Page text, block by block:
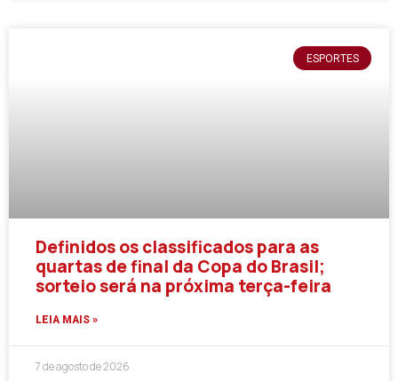
ESPORTES
Definidos os classificados para as
quartas de final da Copa do Brasil;
sorteio será na próxima terça-feira
LEIA MAIS »
7 de agosto de 2026